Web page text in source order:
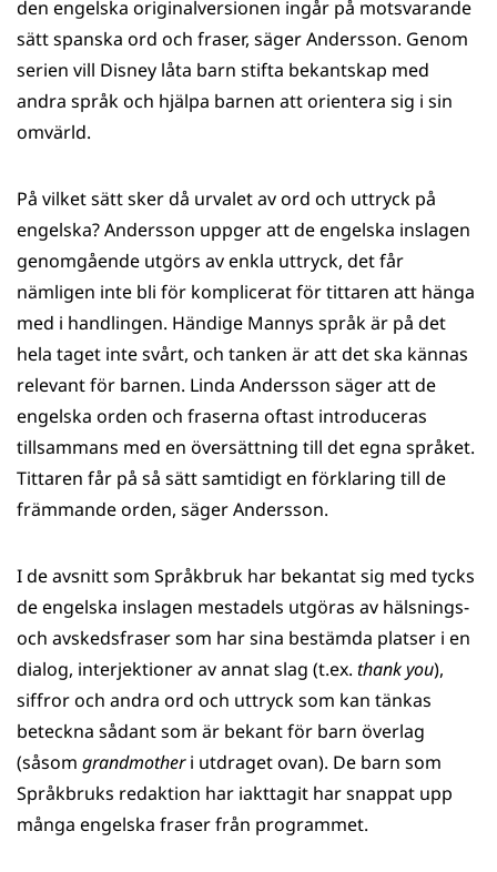
den engelska originalversionen ingår på motsvarande
sätt spanska ord och fraser, säger Andersson. Genom
serien vill Disney låta barn stifta bekantskap med
andra språk och hjälpa barnen att orientera sig i sin
omvärld.
På vilket sätt sker då urvalet av ord och uttryck på
engelska? Andersson uppger att de engelska inslagen
genomgående utgörs av enkla uttryck, det får
nämligen inte bli för komplicerat för tittaren att hänga
med i handlingen. Händige Mannys språk är på det
hela taget inte svårt, och tanken är att det ska kännas
relevant för barnen. Linda Andersson säger att de
engelska orden och fraserna oftast introduceras
tillsammans med en översättning till det egna språket.
Tittaren får på så sätt samtidigt en förklaring till de
främmande orden, säger Andersson.
I de avsnitt som Språkbruk har bekantat sig med tycks
de engelska inslagen mestadels utgöras av hälsnings-
och avskedsfraser som har sina bestämda platser i en
dialog, interjektioner av annat slag (t.ex. thank you),
siffror och andra ord och uttryck som kan tänkas
beteckna sådant som är bekant för barn överlag
(såsom grandmotheri utdraget ovan). De barn som
Språkbruks redaktion har iakttagit har snappat upp
många engelska fraser från programmet.